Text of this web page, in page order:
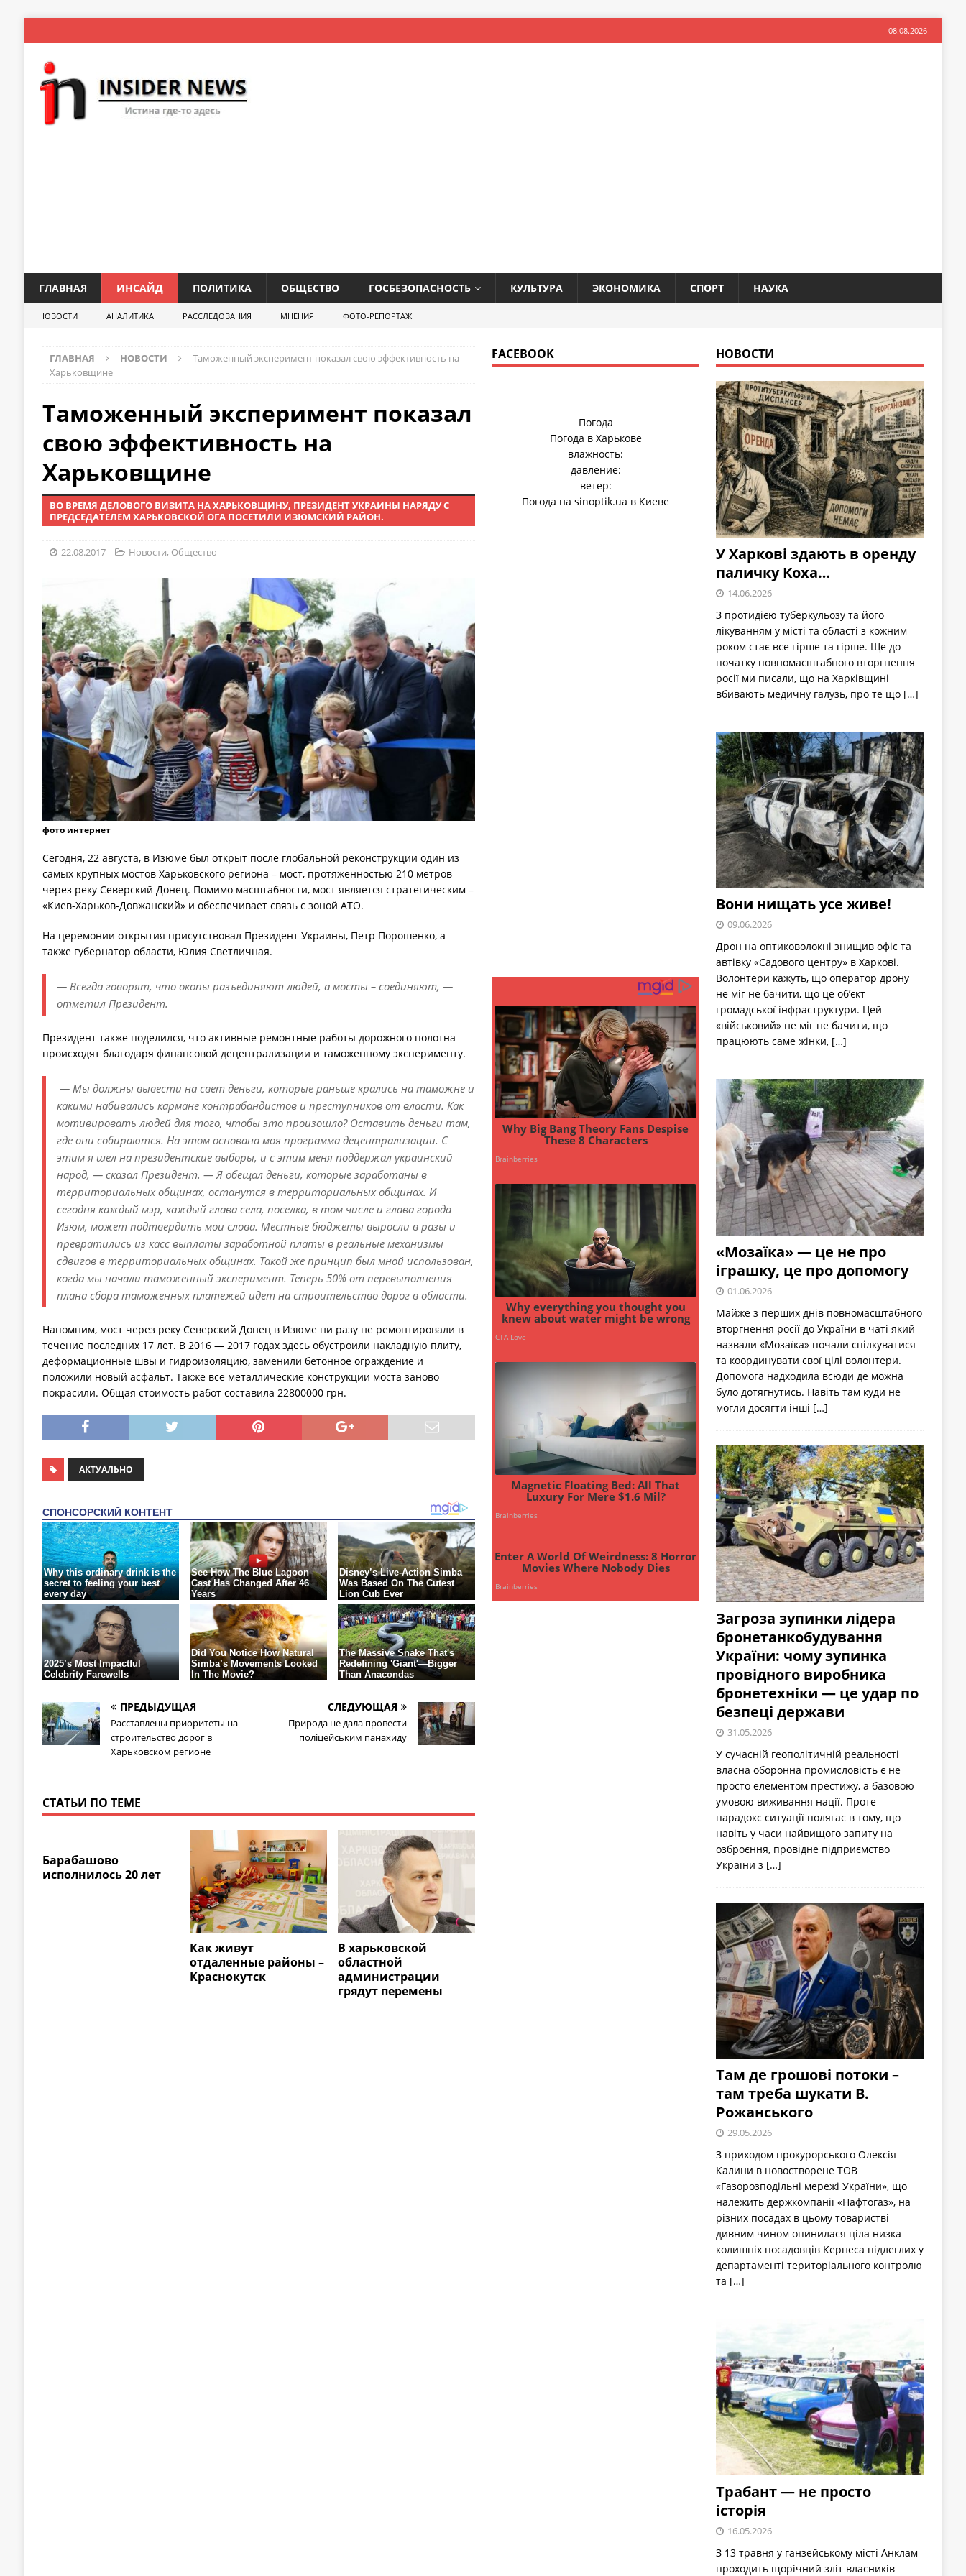
08.08.2026
ГЛАВНАЯ ИНСАЙД ПОЛИТИКА ОБЩЕСТВО ГОСБЕЗОПАСНОСТЬ КУЛЬТУРА ЭКОНОМИКА СПОРТ НАУКА
НОВОСТИ АНАЛИТИКА РАССЛЕДОВАНИЯ МНЕНИЯ ФОТО-РЕПОРТАЖ
ГЛАВНАЯ НОВОСТИ
Таможенный эксперимент показал свою эффективность на
Харьковщине
Таможенный эксперимент показал
свою эффективность на
Харьковщине
ВО ВРЕМЯ ДЕЛОВОГО ВИЗИТА НА ХАРЬКОВЩИНУ, ПРЕЗИДЕНТ УКРАИНЫ НАРЯДУ С
ПРЕДСЕДАТЕЛЕМ ХАРЬКОВСКОЙ ОГА ПОСЕТИЛИ ИЗЮМСКИЙ РАЙОН.
22.08.2017 Новости, Общество
фото интернет
Сегодня, 22 августа, в Изюме был открыт после глобальной реконструкции один из
самых крупных мостов Харьковского региона – мост, протяженностью 210 метров
через реку Северский Донец. Помимо масштабности, мост является стратегическим –
«Киев-Харьков-Довжанский» и обеспечивает связь с зоной АТО.
На церемонии открытия присутствовал Президент Украины, Петр Порошенко, а
также губернатор области, Юлия Светличная.
— Всегда говорят, что окопы разъединяют людей, а мосты – соединяют, —
отметил Президент.
Президент также поделился, что активные ремонтные работы дорожного полотна
происходят благодаря финансовой децентрализации и таможенному эксперименту.
— Мы должны вывести на свет деньги, которые раньше крались на таможне и
какими набивались кармане контрабандистов и преступников от власти. Как
мотивировать людей для того, чтобы это произошло? Оставить деньги там,
где они собираются. На этом основана моя программа децентрализации. С
этим я шел на президентские выборы, и с этим меня поддержал украинский
народ, — сказал Президент. — Я обещал деньги, которые заработаны в
территориальных общинах, останутся в территориальных общинах. И
сегодня каждый мэр, каждый глава села, поселка, в том числе и глава города
Изюм, может подтвердить мои слова. Местные бюджеты выросли в разы и
превратились из касс выплаты заработной платы в реальные механизмы
сдвигов в территориальных общинах. Такой же принцип был мной использован,
когда мы начали таможенный эксперимент. Теперь 50% от перевыполнения
плана сбора таможенных платежей идет на строительство дорог в области.
Напомним, мост через реку Северский Донец в Изюме ни разу не ремонтировали в
течение последних 17 лет. В 2016 — 2017 годах здесь обустроили накладную плиту,
деформационные швы и гидроизоляцию, заменили бетонное ограждение и
положили новый асфальт. Также все металлические конструкции моста заново
покрасили. Общая стоимость работ составила 22800000 грн.
АКТУАЛЬНО
ПРЕДЫДУЩАЯ
Расставлены приоритеты на
строительство дорог в
Харьковском регионе
СЛЕДУЮЩАЯ
Природа не дала провести
поліцейським панахиду
СТАТЬИ ПО ТЕМЕ
Барабашово
исполнилось 20 лет
Как живут
отдаленные районы –
Краснокутск
В харьковской
областной
администрации
грядут перемены
FACEBOOK
Погода
Погода в Харькове
влажность:
давление:
ветер:
Погода наsinoptik.ua в Киеве
НОВОСТИ
У Харкові здають в оренду
паличку Коха…
14.06.2026
З протидією туберкульозу та його
лікуванням у місті та області з кожним
роком стає все гірше та гірше. Ще до
початку повномасштабного вторгнення
росії ми писали, що на Харківщині
вбивають медичну галузь, про те що […]
Вони нищать усе живе!
09.06.2026
Дрон на оптиковолокні знищив офіс та
автівку «Садового центру» в Харкові.
Волонтери кажуть, що оператор дрону
не міг не бачити, що це об’єкт
громадської інфраструктури. Цей
«військовий» не міг не бачити, що
працюють саме жінки, […]
«Мозаїка» — це не про
іграшку, це про допомогу
01.06.2026
Майже з перших днів повномасштабного
вторгнення росії до України в чаті який
назвали «Мозаїка» почали спілкуватися
та координувати свої цілі волонтери.
Допомога надходила всюди де можна
було дотягнутись. Навіть там куди не
могли досягти інші […]
Загроза зупинки лідера
бронетанкобудування
України: чому зупинка
провідного виробника
бронетехніки — це удар по
безпеці держави
31.05.2026
У сучасній геополітичній реальності
власна оборонна промисловість є не
просто елементом престижу, а базовою
умовою виживання нації. Проте
парадокс ситуації полягає в тому, що
навіть у часи найвищого запиту на
озброєння, провідне підприємство
України з […]
Там де грошові потоки –
там треба шукати В.
Рожанського
29.05.2026
З приходом прокурорського Олексія
Калини в новостворене ТОВ
«Газорозподільні мережі України», що
належить держкомпанії «Нафтогаз», на
різних посадах в цьому товаристві
дивним чином опинилася ціла низка
колишніх посадовців Кернеса підлеглих у
департаменті територіального контролю
та […]
Трабант — не просто
історія
16.05.2026
З 13 травня у ганзейському місті Анклам
проходить щорічний зліт власників